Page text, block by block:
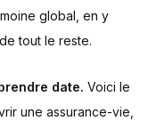
global, en y
tout le reste.
date. Voici le
une assurance-vie,